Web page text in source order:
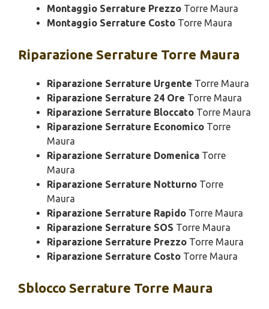
Montaggio Serrature Prezzo Torre Maura
Montaggio Serrature Costo Torre Maura
Riparazione Serrature Torre Maura
Riparazione Serrature Urgente Torre Maura
Riparazione Serrature 24 Ore Torre Maura
Riparazione Serrature Bloccato Torre Maura
Riparazione Serrature Economico Torre
Maura
Riparazione Serrature Domenica Torre
Maura
Riparazione Serrature Notturno Torre
Maura
Riparazione Serrature Rapido Torre Maura
Riparazione Serrature SOS Torre Maura
Riparazione Serrature Prezzo Torre Maura
Riparazione Serrature Costo Torre Maura
Sblocco Serrature Torre Maura